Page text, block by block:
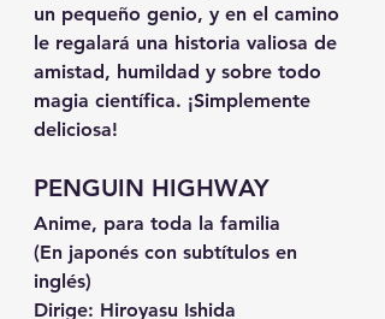
un pequeño genio, y en el camino
le regalará una historia valiosa de
amistad, humildad y sobre todo
magia científica. ¡Simplemente
deliciosa!
PENGUIN HIGHWAY
Anime, para toda la familia
(En japonés con subtítulos en
inglés)
Dirige: Hiroyasu Ishida